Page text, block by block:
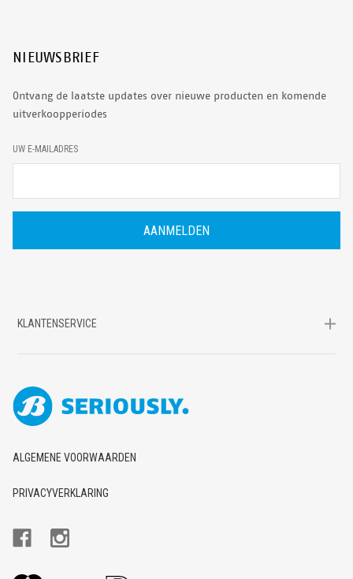
NIEUWSBRIEF
Ontvang de laatste updates over nieuwe producten en komende
uitverkoopperiodes
E
-
M
A
D
UW E-MAILADRES
KLANTENSERVICE
ALGEMENE VOORWAARDEN
PRIVACYVERKLARING